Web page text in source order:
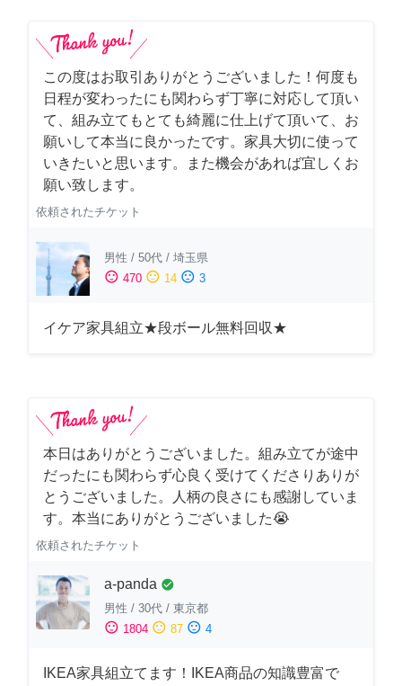
この度はお取引ありがとうございました！何度も
日程が変わったにも関わらず丁寧に対応して頂い
て、組み立てもとても綺麗に仕上げて頂いて、お
願いして本当に良かったです。家具大切に使って
いきたいと思います。また機会があれば宜しくお
願い致します。
依頼されたチケット
男性 / 50代 / 埼玉県
sentiment_satisfied 470 sentiment_neutral 14 sentiment_dissatisfied 3
イケア家具組立★段ボール無料回収★
本日はありがとうございました。組み立てが途中
だったにも関わらず心良く受けてくださりありが
とうございました。人柄の良さにも感謝していま
す。本当にありがとうございました😭
依頼されたチケット
a-panda check_circle
男性 / 30代 / 東京都
sentiment_satisfied 1804 sentiment_neutral 87 sentiment_dissatisfied 4
IKEA家具組立てます！IKEA商品の知識豊富で